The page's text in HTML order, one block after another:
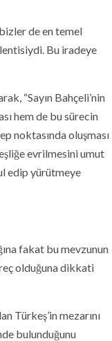
de en temel
Bu iradeye
“Sayın Bahçeli’nin
hem de bu sürecin
noktasında oluşması
evrilmesini umut
edip yürütmeye
fakat bu mevzunun
olduğuna dikkati
Türkeş’in mezarını
bulunduğunu